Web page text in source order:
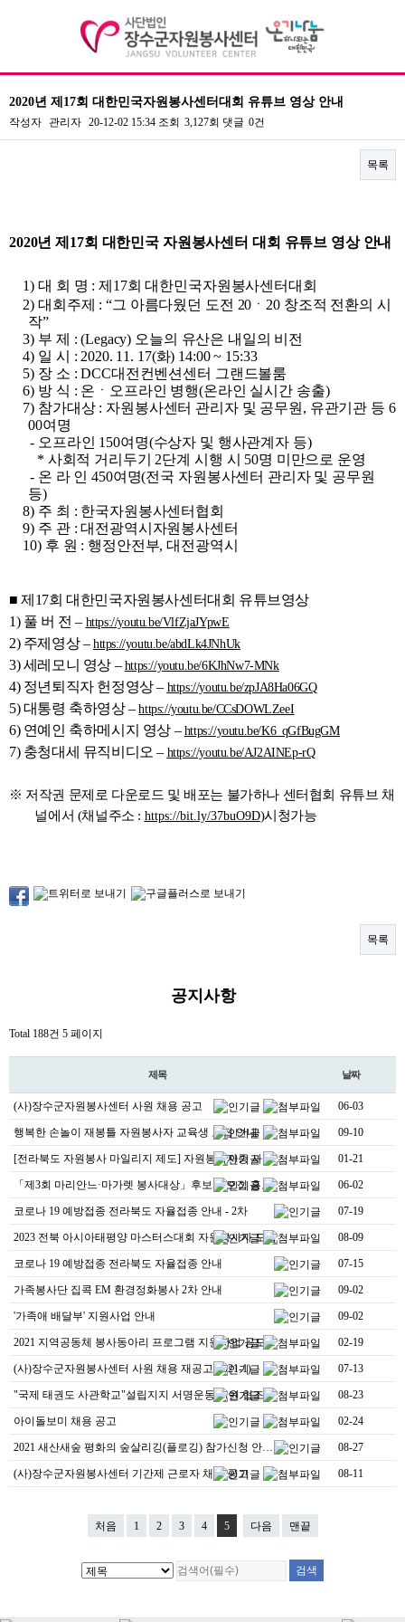
기관소개
센터활동
2020년 제17회 대한민국자원봉사센터대회 유튜브 영상 안내
작성자 관리자 20-12-02 15:34 조회 3,127회 댓글 0건
목록
2020년 제17회 대한민국 자원봉사센터 대회 유튜브 영상 안내​
1)대 회 명 :제 17회 대한민국자원봉사센터대회
2)대회주제 : “그 아름다웠던 도전 20 ㆍ 20 창조적 전환의 시
작”
3) 부 제 : (Legacy) 오늘의 유산은 내일의 비전
4) 일 시 : 2020. 11. 17(화) 14:00 ~ 15:33
5) 장 소 : DCC대전컨벤션센터 그랜드볼룸
6) 방 식 : 온ㆍ오프라인 병행(온라인 실시간 송출)
7) 참가대상 : 자원봉사센터 관리자 및 공무원 , 유관기관 등 6
00여명
- 오프라인 150여명(수상자 및 행사관계자 등)
* 사회적 거리두기 2단계 시행 시 50명 미만으로 운영
- 온 라 인450여명(전국 자원봉사센터 관리자 및 공무원
등)
8) 주 최 : 한국자원봉사센터협회
9) 주 관 :대전광역시자원봉사센터
10) 후 원 : 행정안전부,대전광역시
■제 17회 대한민국자원봉사센터대회 유튜브영상
1) 풀 버 전– https://youtu.be/VlfZjaJYpwE
2) 주제영상–https://youtu.be/abdLk4JNhUk
3)세레모니 영상 – https://youtu.be/6KJhNw7-MNk
4) 정년퇴직자 헌정영상– https://youtu.be/zpJA8Ha06GQ
5)대통령 축하영상–https://youtu.be/CCsDOWLZeeI
6) 연예인 축하메시지 영상 – https://youtu.be/K6_qGfBugGM
7) 충청대세 뮤직비디오– https://youtu.be/AJ2AINEp-rQ
※ 저작권 문제로 다운로드 및 배포는 불가하나 센터협회 유튜브 채
널에서 (채널주소 : https://bit.ly/37buO9D)시청가능
목록
공지사항
Total 188건 5 페이지
제목 날짜
(사)장수군자원봉사센터 사원 채용 공고 06-03
행복한 손놀이 재봉틀 자원봉사자 교육생 모집 안내 09-10
[전라북도 자원봉사 마일리지 제도] 자원봉사자증 사용처… 01-21
「제3회 마리안느·마가렛 봉사대상」후보자 모집 홍보 및… 06-02
코로나 19 예방접종 전라북도 자율접종 안내 - 2차 07-19
2023 전북 아시아태평양 마스터스대회 자원봉사자 모집 08-09
코로나 19 예방접종 전라북도 자율접종 안내 07-15
가족봉사단 집콕 EM 환경정화봉사 2차 안내 09-02
'가족애 배달부' 지원사업 안내 09-02
2021 지역공동체 봉사동아리 프로그램 지원사업 공모 … 02-19
(사)장수군자원봉사센터 사원 채용 재공고(2021-1) 07-13
"국제 태권도 사관학교"설립지지 서명운동 지원 협조 08-23
아이돌보미 채용 공고 02-24
2021 새산새숲 평화의 숲살리깅(플로깅) 참가신청 안… 08-27
(사)장수군자원봉사센터 기간제 근로자 채용 공고 08-11
처음 1 2 3 4 5 다음 맨끝